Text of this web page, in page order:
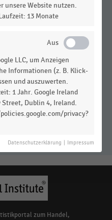
zur
aus
zum Handel,
unsere Website nutzen.
13 Monate
LLC, um Anzeigen
Informationen (z. B. Klick-
und auszuwerten.
1 Jahr. Google Ireland
Street, Dublin 4, Ireland.
privacy?
Datenschutzerklärung Impressum